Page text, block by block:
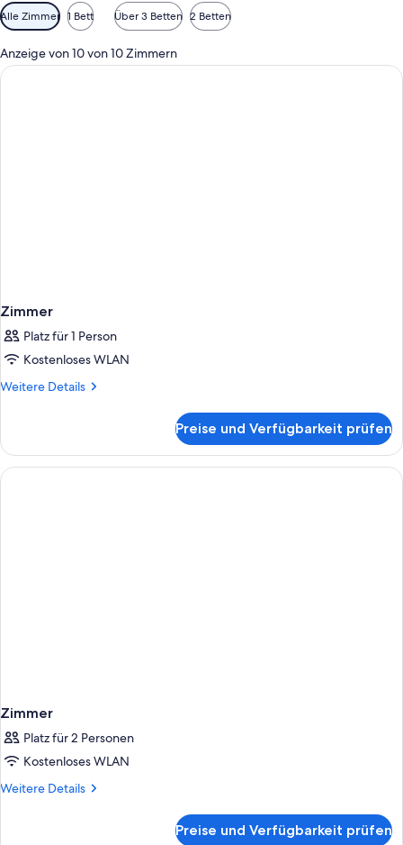
Verfügbare
Filter
für
Zimmer
Alle Zimmer 1 Bett Über 3 Betten 2 Betten
Anzeige von 10 von 10 Zimmern
Zimmer
Platz für 1 Person
Kostenloses WLAN
Weitere Details
Weitere
Preise und Verfügbarkeit prüfen
Zimmer
Platz für 2 Personen
Kostenloses WLAN
Weitere Details
Weitere
Preise und Verfügbarkeit prüfen